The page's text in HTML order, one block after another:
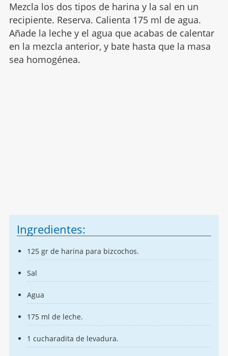
Mezcla los dos tipos de harina y la sal en un
recipiente. Reserva. Calienta 175 ml de agua.
Añade la leche y el agua que acabas de calentar
en la mezcla anterior, y bate hasta que la masa
sea homogénea.
Ingredientes:
125 gr de harina para bizcochos.
Sal
Agua
175 ml de leche.
1 cucharadita de levadura.